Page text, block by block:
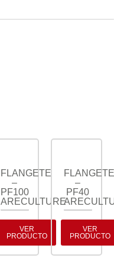
FLANGETE
–
PF100
ARECULTURE
VER
PRODUCTO
FLANGETE
–
PF40
VER
PRODUCTO